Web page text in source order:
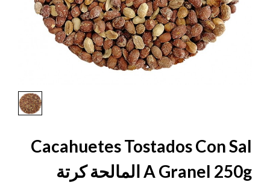
Cacahuetes Tostados Con Sal
A Granel 250g المالحة كرتة